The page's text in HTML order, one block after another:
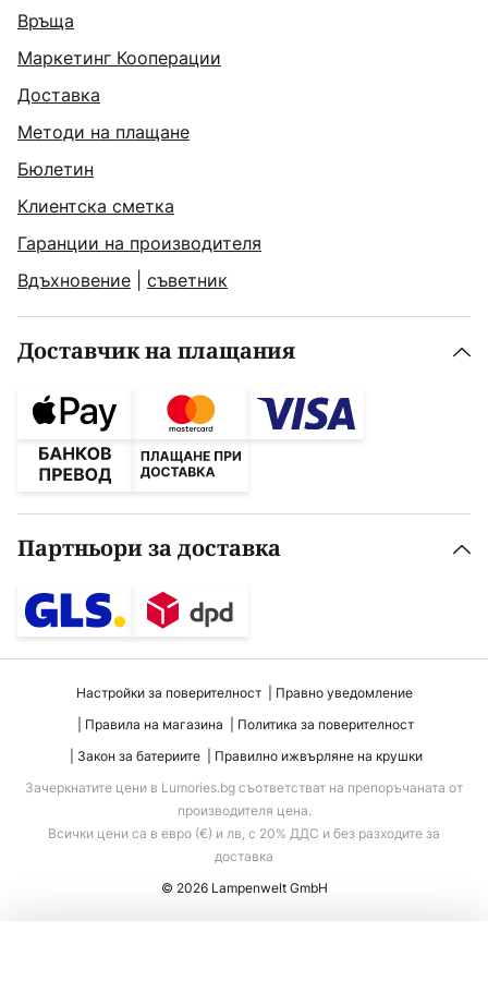
Връща
Маркетинг Кооперации
Доставка
Методи на плащане
Бюлетин
Клиентска сметка
Гаранции на производителя
Вдъхновение
съветник
Доставчик на плащания
Партньори за доставка
Настройки за поверителност
Правно уведомление
Правила на магазина
Политика за поверителност
Закон за батериите
Правилно ижвърляне на крушки
Зачеркнатите цени в Lumories.bg съответстват на препоръчаната от
производителя цена.
Всички цени са в евро (€) и лв, с 20% ДДС и без разходите за
доставка
© 2026 Lampenwelt GmbH